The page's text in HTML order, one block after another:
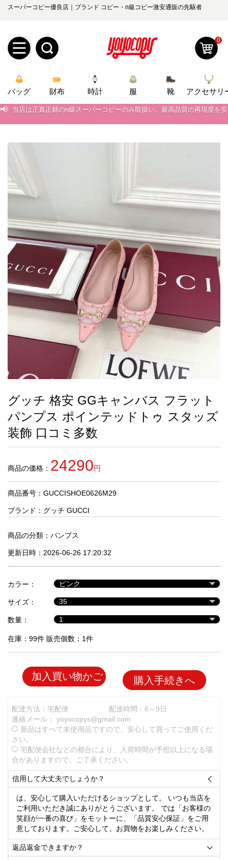
スーパーコピー優良店｜ブランド コピー・n級コピー激安通販の先駆者
規
ユ
ー
録
ロ
グ
ー
ー
管
理
お
ら
せ
yoyocopys@gmail.com
2026人気特集
バッグ
財布
時計
服
ズボン
衣装セット
靴
住まい用品
アクセサリー
ベルト
スカーフ
アイフォーンケ
ース
小物
最
お
す
す
め
商
人
気
商
セ
ル
品
0
バッグ 財布 時計 服 靴 アクセサリ
📢 当店は正真正銘のn級スーパーコピーのみ取扱い。最高品質の再現度を
2026春の新作続々更新中！期間中のご注文でお得な割引をご利用いただ
📢
新作入荷！ルイ・ヴィトンスーパーコピー バッグ最新モデルが登場。
グッチ 格安 GGキャンバス フラット
パンプス ポインテッドトゥ スタッズ
装飾 口コミ多数
商品の価格： 24290円
商品番号：GUCCISHOE0626M29
ブランド： グッチ GUCCI
商品の分類： パンプス
更新日時：2026-06-26 17:20:32
カラー：
サイズ：
数量：
在庫：99件 販売個数：1件
加入買い物かご 購入手続きへ
配達方法：宅配便
配達時間：6～9日
連絡メール： yoyocopys@gmail.com
新品はすべて未使用品ですので、安心して買ってご使用くだ
さい。
宅配便会社などの都合により、入荷時間が予想以上になる場
合がありますので、ご了承ください。
信用して大丈夫でしょうか？ 
は、安心して購入いただけるショップとして。 いつも当店を
ご利用いただき誠にありがとうございます。 では「お客様の
笑顔が一番の喜び」をモットーに、「品質安心保証」をご用
意しております。ご安心して、お買物をお楽しみください。
返品返金できますか？ 